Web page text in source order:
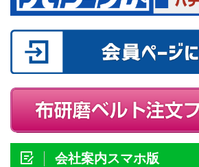
会社案内スマホ版